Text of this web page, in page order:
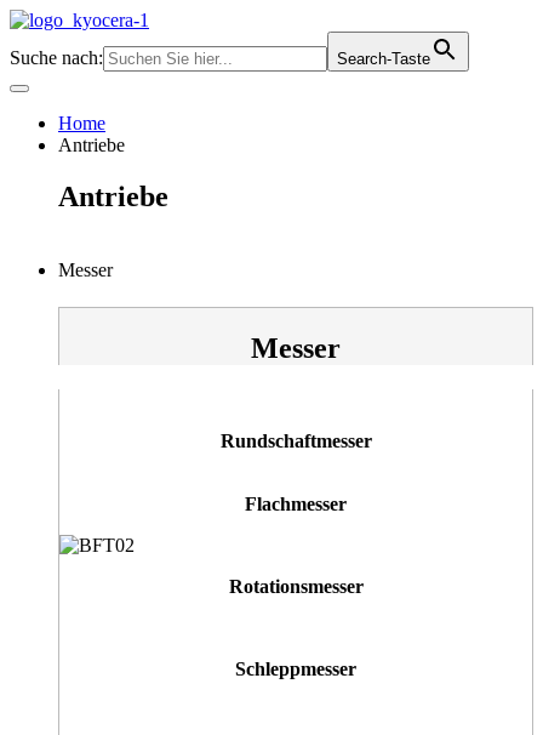
Zum
springen
Suche nach: Search-Taste
Home
Antriebe
Antriebe
Messer
Messer
Rundschaftmesser
Flachmesser
Rotationsmesser
Schleppmesser